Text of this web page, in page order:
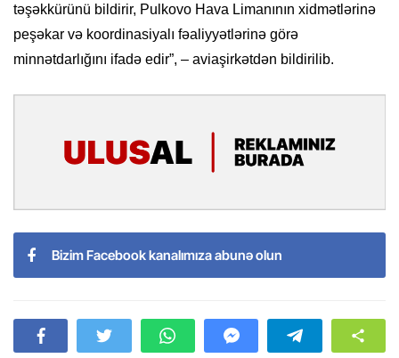
təşəkkürünü bildirir, Pulkovo Hava Limanının xidmətlərinə
peşəkar və koordinasiyalı fəaliyyətlərinə görə
minnətdarlığını ifadə edir”, – aviaşirkətdən bildirilib.
Bizim Facebook kanalımıza abunə olun